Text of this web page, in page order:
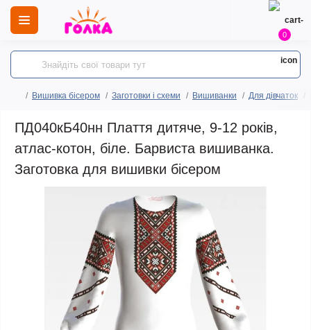
0
Вишивка бісером Заготовки і схеми Вишиванки Для дівчаток
ПД040кБ40нн Плаття дитяче, 9-12 років,
атлас-котон, біле. Барвиста вишиванка.
Заготовка для вишивки бісером